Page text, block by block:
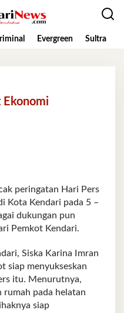
Evergreen Sultra
Ekonomi
peringatan Hari Pers
Kota Kendari pada 5 –
dukungan pun
Pemkot Kendari.
Siska Karina Imran
siap menyukseskan
itu. Menurutnya,
rumah pada helatan
siap